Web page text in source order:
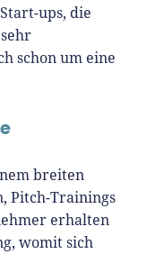
ups, die
schon um eine
breiten
Pitch-Trainings
erhalten
womit sich